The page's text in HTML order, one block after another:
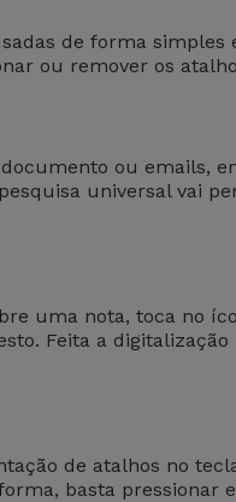
de forma simples
ou remover os
ou emails,
universal vai
uma nota, toca no
Feita a
de atalhos no
basta